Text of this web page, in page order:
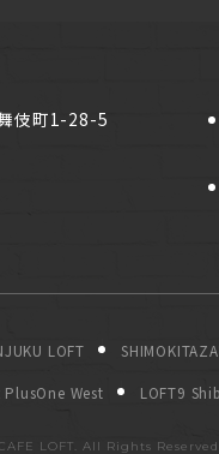
伎町1-28-5
LOFT
West LOFT9
LOFT. All Rights Reserved